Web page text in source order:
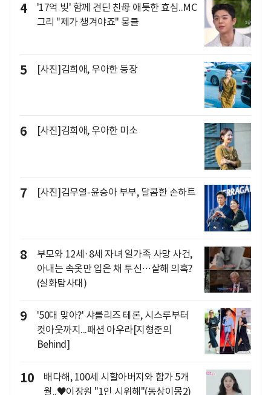
4
'17억 빚' 함께 견딘 친母 애틋한 효심..MC
그리 "제가 챙겨야죠" 뭉클
5 [사진]김희애, 우아한 등장
6 [사진]김희애, 우아한 미소
7 [사진]김무열-윤승아 부부, 달콤한 손하트
8
부모와 12세·8세 자녀 일가족 사망 사건,
아내는 속옷만 입은 채 투신…살해 의혹?
(실화탐사대)
9
'50대 맞아?' 샤를리즈 테론, 시스루부터
컷아웃까지...패션 아우라[지형준의
Behind]
10
배다해, 100세 시할아버지와 합가 5개
월..♥이장원 "1인 시위해"(동상이몽2)